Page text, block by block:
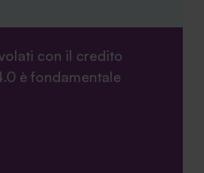
con il credito
è fondamentale